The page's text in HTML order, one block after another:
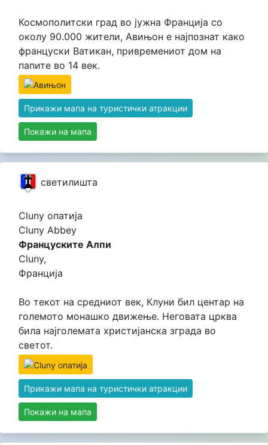
Космополитски град во јужна Франција со
околу 90.000 жители, Авињон е најпознат како
француски Ватикан, привремениот дом на
папите во 14 век.
Прикажи мапа на туристички атракции
Покажи на мапа
светилишта
Cluny опатија
Cluny Abbey
Француските Алпи
Cluny,
Франција
Во текот на средниот век, Клуни бил центар на
големото монашко движење. Неговата црква
била најголемата христијанска зграда во
светот.
Прикажи мапа на туристички атракции
Покажи на мапа